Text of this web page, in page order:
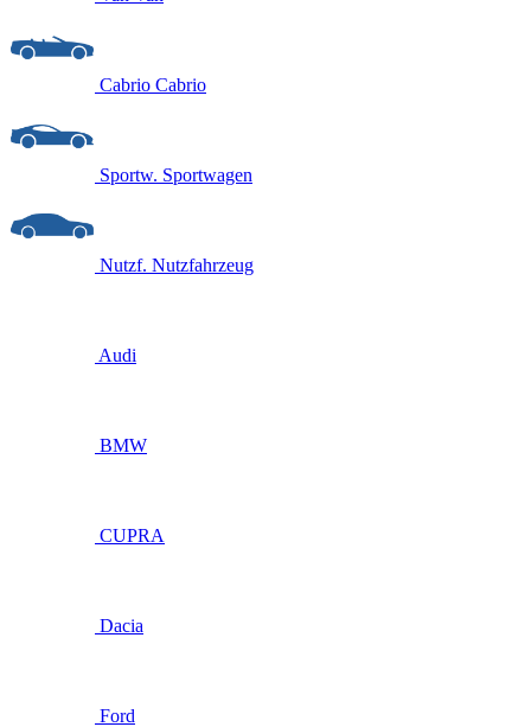
Cabrio Cabrio
Sportw. Sportwagen
Nutzf. Nutzfahrzeug
Audi
BMW
CUPRA
Dacia
Ford